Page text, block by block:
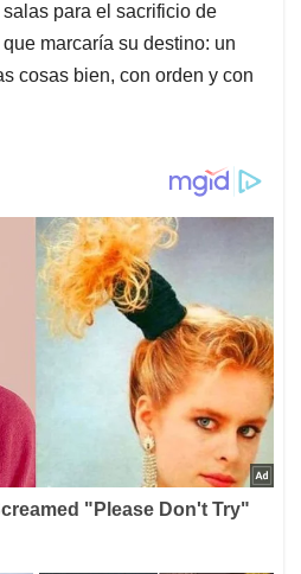
para el sacrificio de
marcaría su destino: un
cosas bien, con orden y con